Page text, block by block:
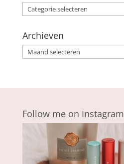
Categorieën
Archieven
Archieven
Follow me on Instagram